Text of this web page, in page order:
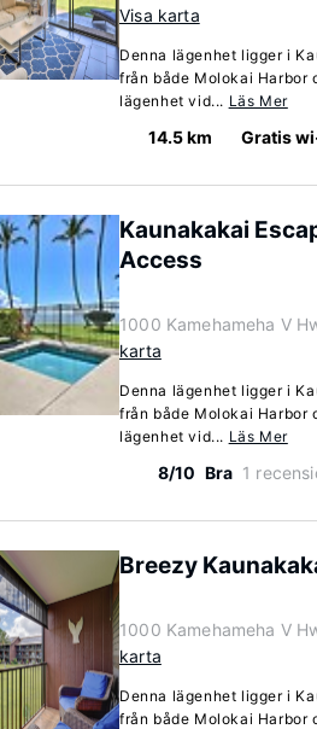
Visa karta
Denna lägenhet ligger i
från både Molokai Harbor
lägenhet vid... Läs Mer
14.5 km Gratis
Kaunakakai
Access
1000 Kamehameha V
karta
Denna lägenhet ligger i
från både Molokai Harbor
lägenhet vid... Läs Mer
8/10 Bra 1
Breezy
1000 Kamehameha V
karta
Denna lägenhet ligger i
från både Molokai Harbor